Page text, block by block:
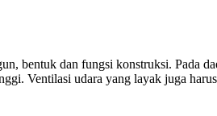
bentuk dan fungsi konstruksi. Pada
Ventilasi udara yang layak juga